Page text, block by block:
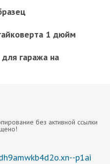
1 дюйм
гаража на
без активной ссылки
p1ai